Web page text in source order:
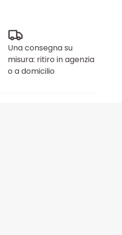
Una consegna su
misura: ritiro in agenzia
o a domicilio